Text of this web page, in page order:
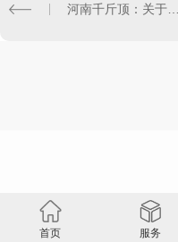
首页 服务